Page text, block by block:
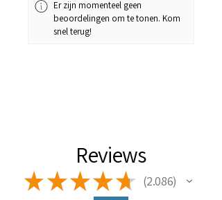
Er zijn momenteel geen
beoordelingen om te tonen. Kom
snel terug!
Reviews
★ ★★★★ 2.086
2086